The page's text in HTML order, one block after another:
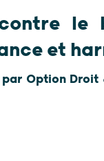
le
et
Option